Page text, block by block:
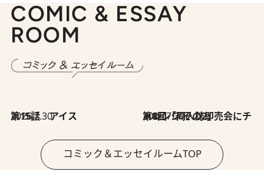
COMIC & ESSAY
ROOM
2026.7.30
第15話 アイス 2026.7.30
第8回「同人誌即売会にチャレンジ その2」
コミック＆エッセイルームTOP